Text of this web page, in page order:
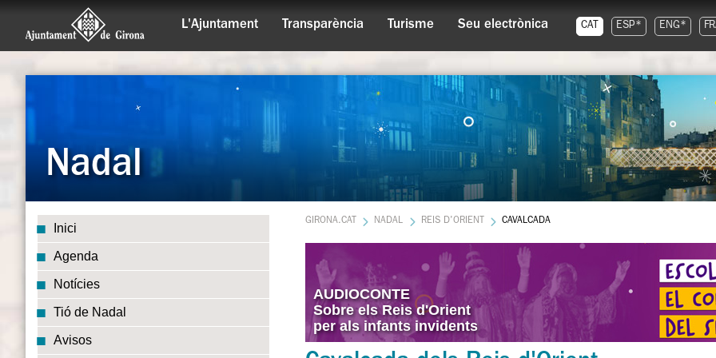
L'Ajuntament Transparència Turisme Seu electrònica CAT ESP* ENG*
Nadal
Inici
Agenda
Notícies
Tió de Nadal
Avisos
GIRONA.CAT NADAL REIS D'ORIENT CAVALCADA
AUDIOCONTE
Sobre els Reis d'Orient
per als infants invidents